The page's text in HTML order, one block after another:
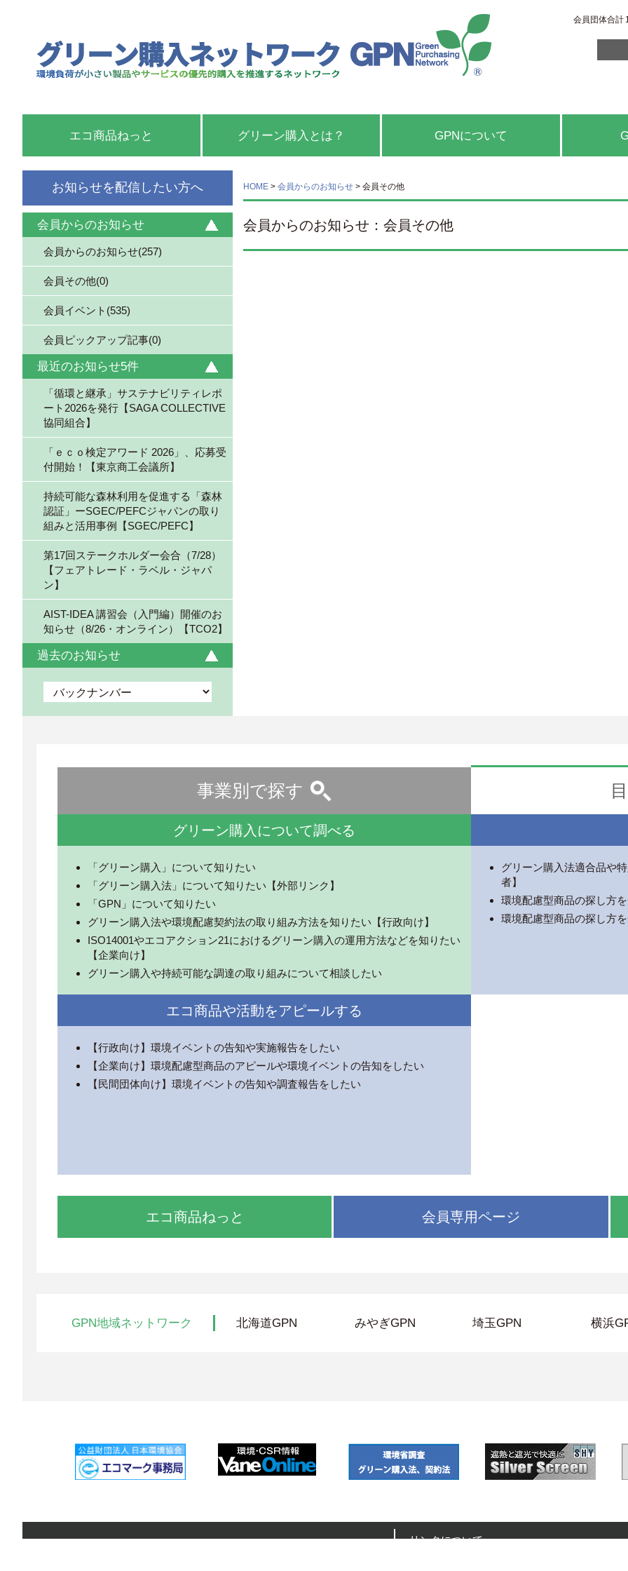
会員団体合計
エコ商品ねっと グリーン購入とは？ GPNについて
お知らせを配信したい方へ
会員からのお知らせ
会員からのお知らせ(257)
会員その他(0)
会員イベント(535)
会員ピックアップ記事(0)
最近のお知らせ5件
「循環と継承」サステナビリティレポ
ート2026を発行【SAGA COLLECTIVE
協同組合】
「ｅｃｏ検定アワード 2026」、応募受
付開始！【東京商工会議所】
持続可能な森林利用を促進する「森林
認証」ーSGEC/PEFCジャパンの取り
組みと活用事例【SGEC/PEFC】
第17回ステークホルダー会合（7/28）
【フェアトレード・ラベル・ジャパ
ン】
AIST-IDEA 講習会（入門編）開催のお
知らせ（8/26・オンライン）【TCO2】
過去のお知らせ
HOME > 会員からのお知らせ > 会員その他
会員からのお知らせ：会員その他
事業別で探す
グリーン購入について調べる
「グリーン購入」について知りたい
「グリーン購入法」について知りたい【外部リンク】
「GPN」について知りたい
グリーン購入法や環境配慮契約法の取り組み方法を知りたい【行政向け】
ISO14001やエコアクション21におけるグリーン購入の運用方法などを知りたい
【企業向け】
グリーン購入や持続可能な調達の取り組みについて相談したい
グリーン購入法適合品や
者】
環境配慮型商品の探し方
環境配慮型商品の探し方
エコ商品や活動をアピールする
【行政向け】環境イベントの告知や実施報告をしたい
【企業向け】環境配慮型商品のアピールや環境イベントの告知をしたい
【民間団体向け】環境イベントの告知や調査報告をしたい
エコ商品ねっと 会員専用ページ
GPN地域ネットワーク 北海道GPN みやぎGPN 埼玉GPN 横浜
リンクについて